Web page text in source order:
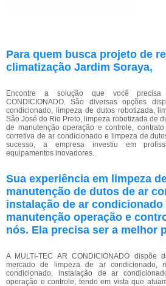
Para quem busca projeto de
climatização Jardim Soraya,
Encontre a solução que você
CONDICIONADO. São diversas opções
condicionado, limpeza de dutos robotizada,
São José do Rio Preto, limpeza robotizada de
de manutenção operação e controle,
corretiva de ar condicionado e limpeza de
sucesso, a empresa investiu em
equipamentos inovadores.
Sua experiência em limpeza
manutenção de dutos de ar
instalação de ar condicionado
manutenção operação e
nós. Ela precisa ser a melhor
A MULTI-TEC AR CONDICIONADO dispõe
mercado de limpeza de ar condicionado,
condicionado, instalação de ar
operação e controle, tendo em vista que